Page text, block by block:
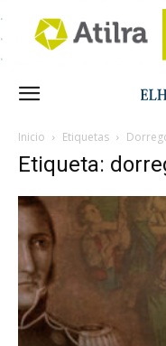
Inicio Etiquetas
Etiqueta: